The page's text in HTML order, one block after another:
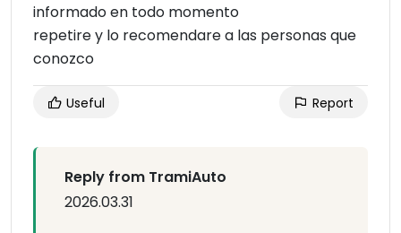
informado en todo momento
repetire y lo recomendare a las personas que
conozco
Useful Report
Reply from TramiAuto
2026.03.31